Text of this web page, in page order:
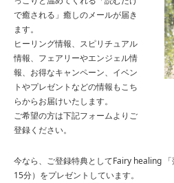
で癒される」癒しのメールが届き
ます。
ヒーリング情報、スピリチュアル
情報、フェアリーやエンジェル情
報、お得なキャンペーン、イベン
トやプレゼントなどの情報もこち
らからお届けいたします。
ご希望の方は下記フォームよりご
登録ください。
今なら、ご登録特典としてFairy healing
15分）をプレゼントしています。